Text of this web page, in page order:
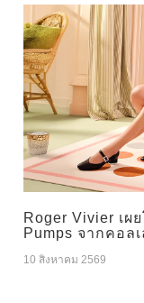
Roger Vivier เผ
Pumps จากคอล
10 สิงหาคม 2569